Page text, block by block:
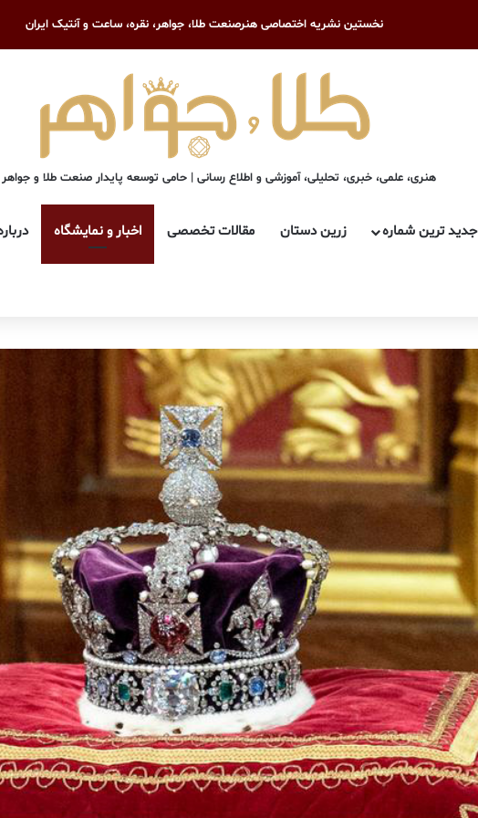
نخستین نشریه اختصاصی هنرصنعت طلا، جواهر، نقره، ساعت و آنتیک ایران
هنری، علمی، خبری، تحلیلی، آموزشی و اطلاع رسانی | حامی توسعه پایدار صنعت طلا و
جدید ترین شماره زرین دستان مقالات تخصصی اخبار و نمایشگاه